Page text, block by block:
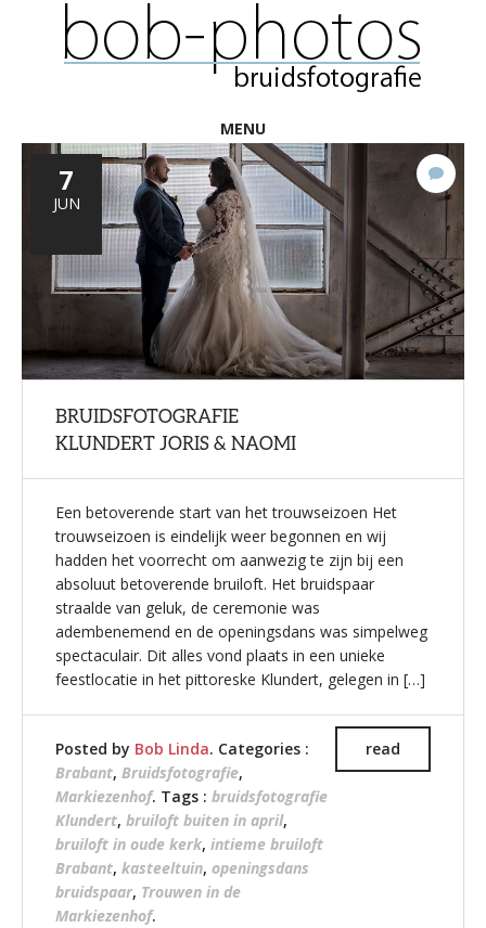
MENU
10
7
JUN
BRUIDSFOTOGRAFIE
KLUNDERT JORIS & NAOMI
Een betoverende start van het trouwseizoen Het
trouwseizoen is eindelijk weer begonnen en wij
hadden het voorrecht om aanwezig te zijn bij een
absoluut betoverende bruiloft. Het bruidspaar
straalde van geluk, de ceremonie was
adembenemend en de openingsdans was simpelweg
spectaculair. Dit alles vond plaats in een unieke
feestlocatie in het pittoreske Klundert, gelegen in […]
read
Posted by Bob Linda. Categories :
Brabant, Bruidsfotografie,
Markiezenhof. Tags : bruidsfotografie
Klundert, bruiloft buiten in april,
bruiloft in oude kerk, intieme bruiloft
Brabant, kasteeltuin, openingsdans
bruidspaar, Trouwen in de
Markiezenhof.